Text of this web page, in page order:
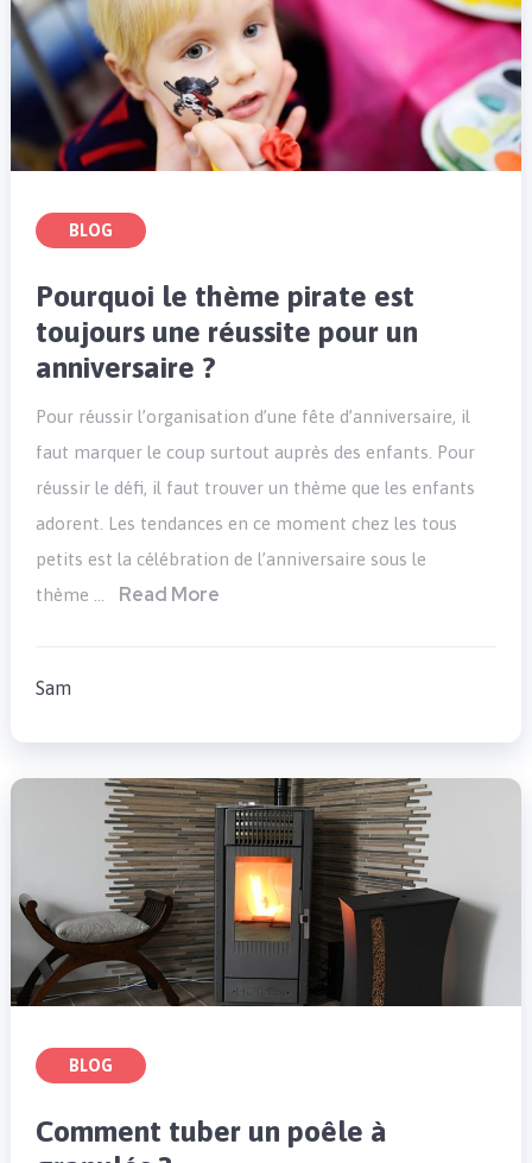
BLOG
Pourquoi le thème pirate est
toujours une réussite pour un
anniversaire ?
Pour réussir l’organisation d’une fête d’anniversaire, il
faut marquer le coup surtout auprès des enfants. Pour
réussir le défi, il faut trouver un thème que les enfants
adorent. Les tendances en ce moment chez les tous
petits est la célébration de l’anniversaire sous le
thème …
Read More
Sam
BLOG
Comment tuber un poêle à